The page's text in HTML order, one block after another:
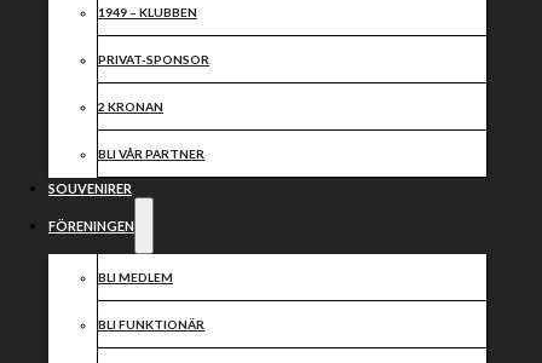
1949 – KLUBBEN
PRIVAT-SPONSOR
2 KRONAN
BLI VÅR PARTNER
SOUVENIRER
FÖRENINGEN
BLI MEDLEM
BLI FUNKTIONÄR